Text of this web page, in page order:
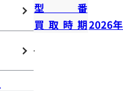
型番
買取時期2026